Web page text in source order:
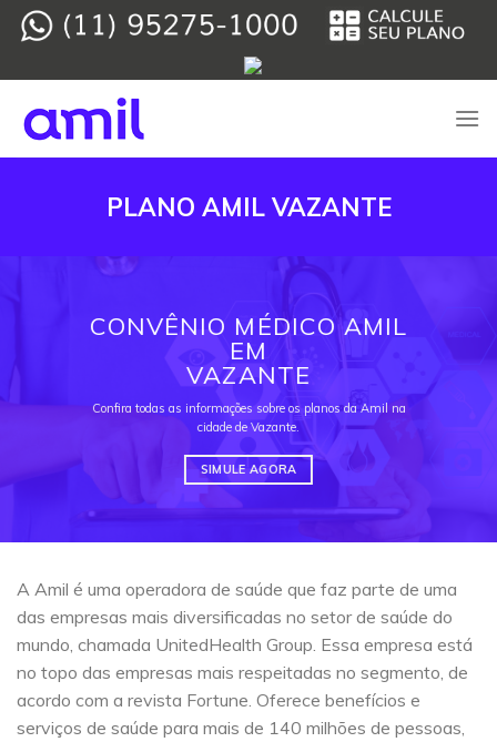
Skip
PLANO AMIL VAZANTE
CONVÊNIO MÉDICO AMIL
EM
VAZANTE
Confira todas as informações sobre os planos da Amil na
cidade de Vazante.
SIMULE AGORA
A Amil é uma operadora de saúde que faz parte de uma
das empresas mais diversificadas no setor de saúde do
mundo, chamada UnitedHealth Group. Essa empresa está
no topo das empresas mais respeitadas no segmento, de
acordo com a revista Fortune. Oferece benefícios e
serviços de saúde para mais de 140 milhões de pessoas,